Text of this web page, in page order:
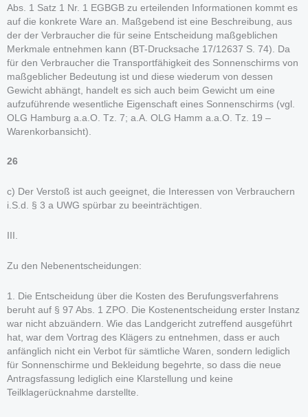
Abs. 1 Satz 1 Nr. 1 EGBGB zu erteilenden Informationen kommt es
auf die konkrete Ware an. Maßgebend ist eine Beschreibung, aus
der der Verbraucher die für seine Entscheidung maßgeblichen
Merkmale entnehmen kann (BT-Drucksache 17/12637 S. 74). Da
für den Verbraucher die Transportfähigkeit des Sonnenschirms von
maßgeblicher Bedeutung ist und diese wiederum von dessen
Gewicht abhängt, handelt es sich auch beim Gewicht um eine
aufzuführende wesentliche Eigenschaft eines Sonnenschirms (vgl.
OLG Hamburg a.a.O. Tz. 7; a.A. OLG Hamm a.a.O. Tz. 19 –
Warenkorbansicht).
26
c) Der Verstoß ist auch geeignet, die Interessen von Verbrauchern
i.S.d. § 3 a UWG spürbar zu beeinträchtigen.
III.
Zu den Nebenentscheidungen:
1. Die Entscheidung über die Kosten des Berufungsverfahrens
beruht auf § 97 Abs. 1 ZPO. Die Kostenentscheidung erster Instanz
war nicht abzuändern. Wie das Landgericht zutreffend ausgeführt
hat, war dem Vortrag des Klägers zu entnehmen, dass er auch
anfänglich nicht ein Verbot für sämtliche Waren, sondern lediglich
für Sonnenschirme und Bekleidung begehrte, so dass die neue
Antragsfassung lediglich eine Klarstellung und keine
Teilklagerücknahme darstellte.